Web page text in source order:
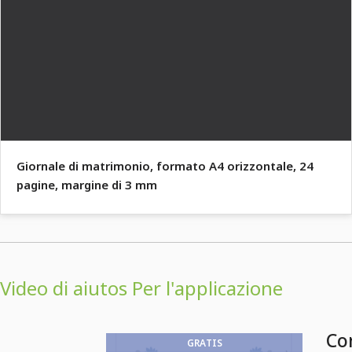
Giornale di matrimonio, formato A4 orizzontale, 24
pagine, margine di 3 mm
Video di aiutos Per l'applicazione
GRATIS